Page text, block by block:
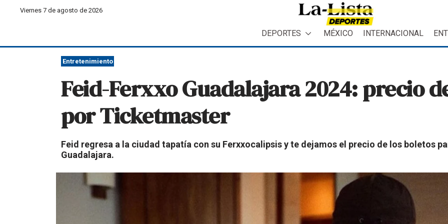
Viernes 7 de agosto de 2026
DEPORTES MÉXICO INTERNACIONAL
Entretenimiento
Feid-Ferxxo Guadalajara 2024: precio
por Ticketmaster
Feid regresa a la ciudad tapatía con su Ferxxocalipsis y te dejamos el precio de los boletos
Guadalajara.